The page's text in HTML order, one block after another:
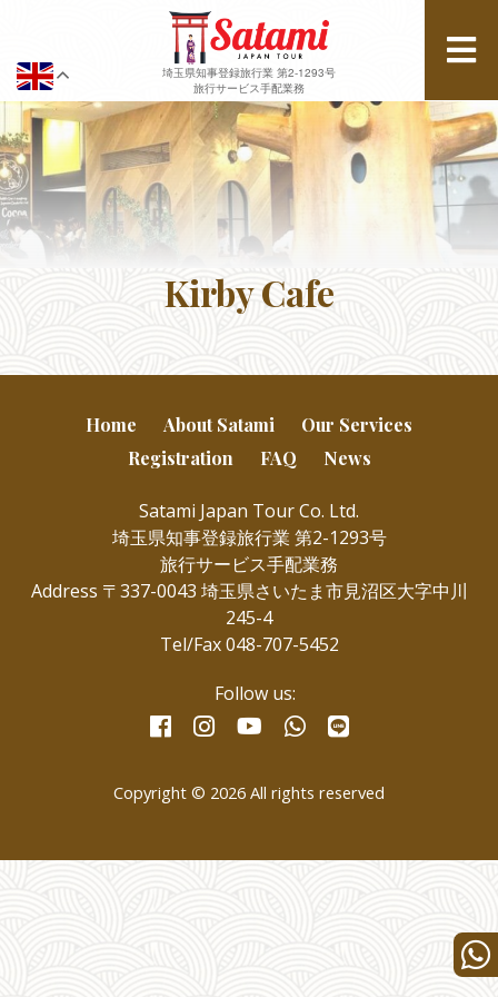
埼玉県知事登録旅行業 第2-1293号
旅行サービス手配業務
Kirby Cafe
Home About Satami
Our Services
Registration
FAQ News
Satami Japan Tour Co. Ltd.
埼玉県知事登録旅行業 第2-1293号
旅行サービス手配業務
Address 〒337-0043 埼玉県さいたま市見沼区大字中川
245-4
Tel/Fax 048-707-5452
Follow us:
facebookinstagramyoutubewhatsapp
Copyright © 2026 All rights reserved
us
for